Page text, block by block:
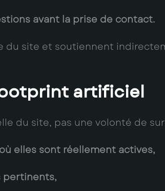
avant la prise de contact.
site et soutiennent
artificiel
du site, pas une volonté de
elles sont réellement actives,
pertinents,